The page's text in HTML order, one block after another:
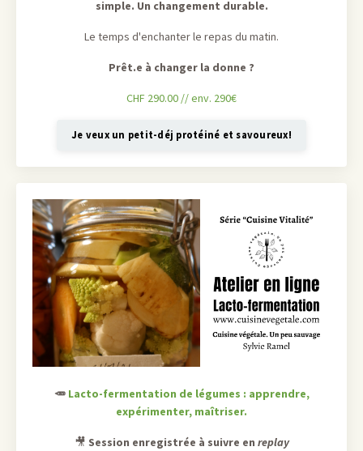
simple. Un changement durable.
Le temps d'enchanter le repas du matin.
Prêt.e à changer la donne ?
CHF 290.00 // env. 290€
Je veux un petit-déj protéiné et savoureux!
🥕 Lacto-fermentation de légumes : apprendre,
expérimenter, maîtriser.
🎥 Session enregistrée à suivre en replay